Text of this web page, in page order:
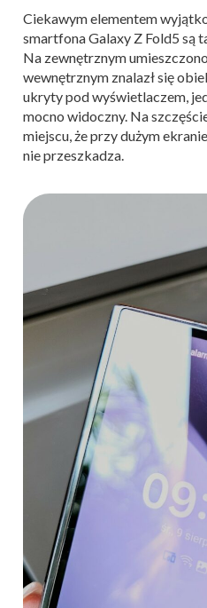
Ciekawym elementem
smartfona Galaxy Z Fold5 są
Na zewnętrznym
wewnętrznym znalazł się
ukryty pod wyświetlaczem,
mocno widoczny. Na
miejscu, że przy dużym
nie przeszkadza.